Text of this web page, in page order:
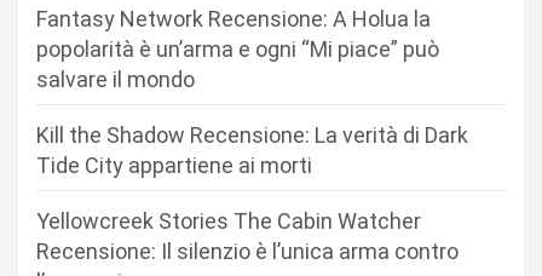
Fantasy Network Recensione: A Holua la
popolarità è un’arma e ogni “Mi piace” può
salvare il mondo
Kill the Shadow Recensione: La verità di Dark
Tide City appartiene ai morti
Yellowcreek Stories The Cabin Watcher
Recensione: Il silenzio è l’unica arma contro